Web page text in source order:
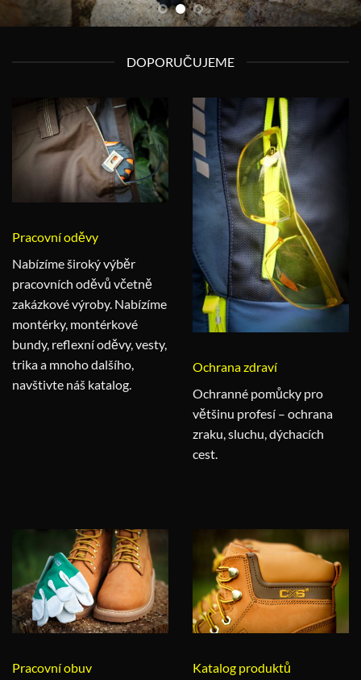
DOPORUČUJEME
Pracovní oděvy
Nabízíme široký výběr
pracovních oděvů včetně
zakázkové výroby. Nabízíme
montérky, montérkové
bundy, reflexní oděvy, vesty,
trika a mnoho dalšího,
navštivte náš katalog.
Ochrana zdraví
Ochranné pomůcky pro
většinu profesí – ochrana
zraku, sluchu, dýchacích
cest.
Pracovní obuv
Katalog produktů